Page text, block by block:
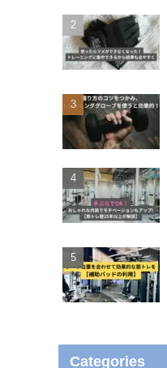
Categories